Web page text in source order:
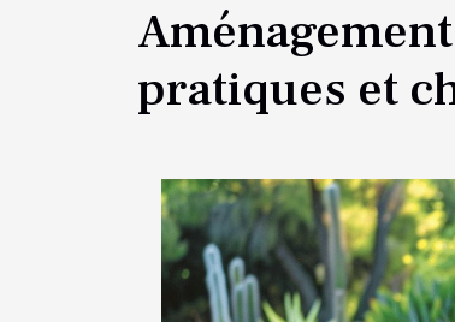
pratiques et